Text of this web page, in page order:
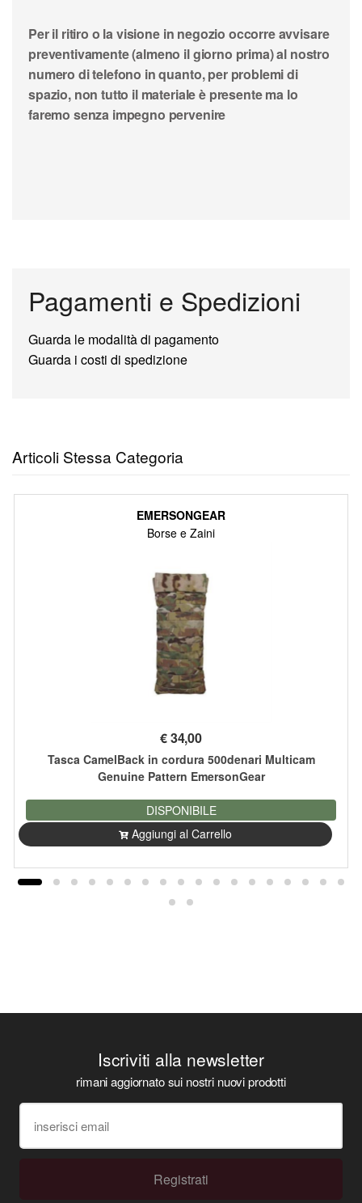
Per il ritiro o la visione in negozio occorre avvisare
preventivamente (almeno il giorno prima) al nostro
numero di telefono in quanto, per problemi di
spazio, non tutto il materiale è presente ma lo
faremo senza impegno pervenire
Pagamenti e Spedizioni
Guarda le modalità di pagamento
Guarda i costi di spedizione
Articoli Stessa Categoria
EMERSONGEAR
Borse e Zaini
€34,00
Tasca CamelBack in cordura 500denari Multicam
Genuine Pattern EmersonGear
DISPONIBILE
Aggiungi al Carrello
Iscriviti alla newsletter
rimani aggiornato sui nostri nuovi prodotti
Registrati